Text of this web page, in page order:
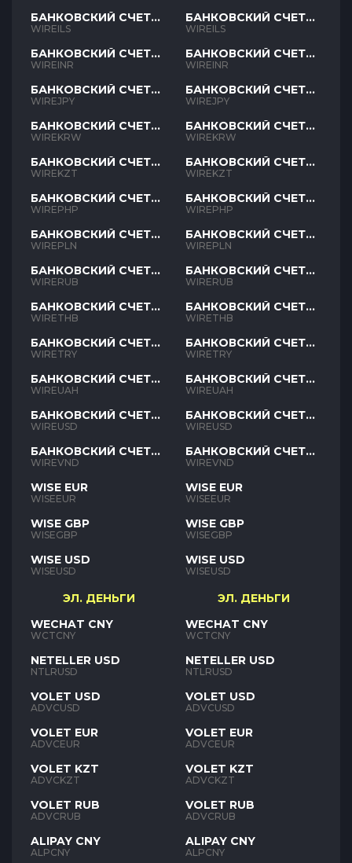
БАНКОВСКИЙ СЧЕТ
ILS
WIREILS
БАНКОВСКИЙ СЧЕТ
INR
WIREINR
БАНКОВСКИЙ СЧЕТ
JPY
WIREJPY
БАНКОВСКИЙ СЧЕТ
KRW
WIREKRW
БАНКОВСКИЙ СЧЕТ
KZT
WIREKZT
БАНКОВСКИЙ СЧЕТ
PHP
WIREPHP
БАНКОВСКИЙ СЧЕТ
PLN
WIREPLN
БАНКОВСКИЙ СЧЕТ
RUB
WIRERUB
БАНКОВСКИЙ СЧЕТ
THB
WIRETHB
БАНКОВСКИЙ СЧЕТ
TRY
WIRETRY
БАНКОВСКИЙ СЧЕТ
UAH
WIREUAH
БАНКОВСКИЙ СЧЕТ
USD
WIREUSD
БАНКОВСКИЙ СЧЕТ
VND
WIREVND
WISE EUR
WISEEUR
WISE GBP
WISEGBP
WISE USD
WISEUSD
ЭЛ. ДЕНЬГИ
WECHAT CNY
WCTCNY
NETELLER USD
NTLRUSD
VOLET USD
ADVCUSD
VOLET EUR
ADVCEUR
VOLET KZT
ADVCKZT
VOLET RUB
ADVCRUB
ALIPAY CNY
ALPCNY
БАНКОВСКИЙ СЧЕТ
ILS
WIREILS
БАНКОВСКИЙ СЧЕТ
INR
WIREINR
БАНКОВСКИЙ СЧЕТ
JPY
WIREJPY
БАНКОВСКИЙ СЧЕТ
KRW
WIREKRW
БАНКОВСКИЙ СЧЕТ
KZT
WIREKZT
БАНКОВСКИЙ СЧЕТ
PHP
WIREPHP
БАНКОВСКИЙ СЧЕТ
PLN
WIREPLN
БАНКОВСКИЙ СЧЕТ
RUB
WIRERUB
БАНКОВСКИЙ СЧЕТ
THB
WIRETHB
БАНКОВСКИЙ СЧЕТ
TRY
WIRETRY
БАНКОВСКИЙ СЧЕТ
UAH
WIREUAH
БАНКОВСКИЙ СЧЕТ
USD
WIREUSD
БАНКОВСКИЙ СЧЕТ
VND
WIREVND
WISE EUR
WISEEUR
WISE GBP
WISEGBP
WISE USD
WISEUSD
ЭЛ. ДЕНЬГИ
WECHAT CNY
WCTCNY
NETELLER USD
NTLRUSD
VOLET USD
ADVCUSD
VOLET EUR
ADVCEUR
VOLET KZT
ADVCKZT
VOLET RUB
ADVCRUB
ALIPAY CNY
ALPCNY